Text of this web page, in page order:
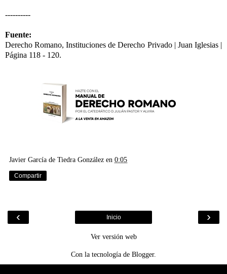
----------
Fuente:
Derecho Romano, Instituciones de Derecho Privado | Juan Iglesias |
Página 118 - 120.
Javier García de Tiedra González en 0:05
Compartir
‹ ›
Inicio
Ver versión web
Con la tecnología de Blogger.